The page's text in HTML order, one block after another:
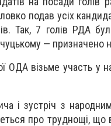
подав усіх
Так, 7 голів РДА
— призначено
ОДА візьме участь у
і зустріч з
про труднощі, що